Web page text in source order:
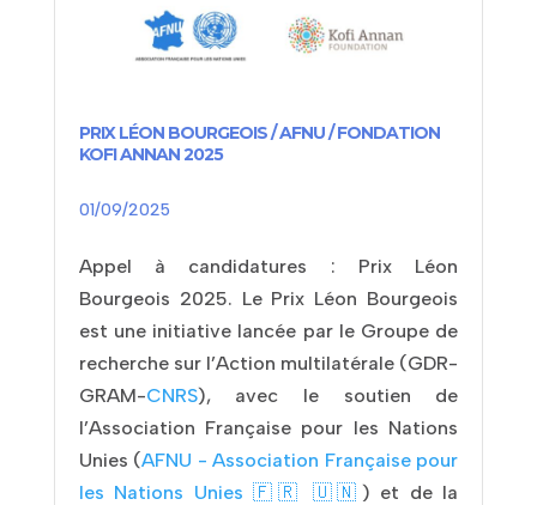
PRIX LÉON BOURGEOIS / AFNU / FONDATION
KOFI ANNAN 2025
Appel à candidatures : Prix Léon
Bourgeois 2025. Le Prix Léon Bourgeois
est une initiative lancée par le Groupe de
recherche sur l’Action multilatérale (GDR-
GRAM-CNRS), avec le soutien de
l’Association Française pour les Nations
Unies (AFNU - Association Française pour
les Nations Unies 🇫🇷 🇺🇳 ) et de la
01/09/2025